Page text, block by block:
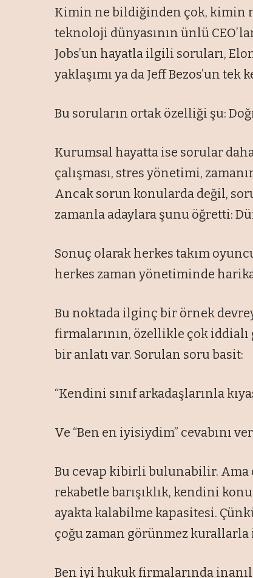
Kimin ne bildiğinden çok, kimin
teknoloji dünyasının ünlü
Jobs’un hayatla ilgili soruları,
yaklaşımı ya da Jeff Bezos’un
Bu soruların ortak özelliği şu:
Kurumsal hayatta ise sorular
çalışması, stres yönetimi,
Ancak sorun konularda değil,
zamanla adaylara şunu öğretti:
Sonuç olarak herkes takım
herkes zaman yönetiminde
Bu noktada ilginç bir örnek
firmalarının, özellikle çok
bir anlatı var. Sorulan soru basit:
“Kendini sınıf arkadaşlarınla
Ve “Ben en iyisiydim” cevabını
Bu cevap kibirli bulunabilir. Ama
rekabetle barışıklık, kendini
ayakta kalabilme kapasitesi.
çoğu zaman görünmez kurallarla
Ben iyi hukuk firmalarında